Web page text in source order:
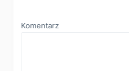
Komentarz